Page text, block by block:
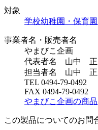
対象
学校幼稚園・保育園
事業者名・販売者名
やまびこ企画
代表者名 山中 正
担当者名 山中 正
TEL 0494-79-0492
FAX 0494-79-0492
やまびこ企画の商
この製品についてのお問